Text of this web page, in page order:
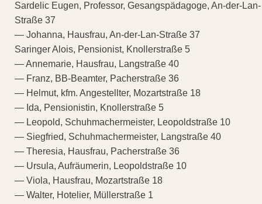
Sardelic Eugen, Professor, Gesangspädagoge, An-der-Lan-
Straße 37
— Johanna, Hausfrau, An-der-Lan-Straße 37
Saringer Alois, Pensionist, Knollerstraße 5
— Annemarie, Hausfrau, Langstraße 40
— Franz, BB-Beamter, Pacherstraße 36
— Helmut, kfm. Angestellter, Mozartstraße 18
— Ida, Pensionistin, Knollerstraße 5
— Leopold, Schuhmachermeister, Leopoldstraße 10
— Siegfried, Schuhmachermeister, Langstraße 40
— Theresia, Hausfrau, Pacherstraße 36
— Ursula, Aufräumerin, Leopoldstraße 10
— Viola, Hausfrau, Mozartstraße 18
— Walter, Hotelier, Müllerstraße 1